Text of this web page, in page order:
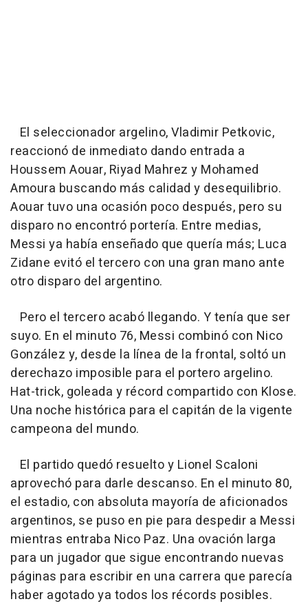
El seleccionador argelino, Vladimir Petkovic,
reaccionó de inmediato dando entrada a
Houssem Aouar, Riyad Mahrez y Mohamed
Amoura buscando más calidad y desequilibrio.
Aouar tuvo una ocasión poco después, pero su
disparo no encontró portería. Entre medias,
Messi ya había enseñado que quería más; Luca
Zidane evitó el tercero con una gran mano ante
otro disparo del argentino.
Pero el tercero acabó llegando. Y tenía que ser
suyo. En el minuto 76, Messi combinó con Nico
González y, desde la línea de la frontal, soltó un
derechazo imposible para el portero argelino.
Hat-trick, goleada y récord compartido con Klose.
Una noche histórica para el capitán de la vigente
campeona del mundo.
El partido quedó resuelto y Lionel Scaloni
aprovechó para darle descanso. En el minuto 80,
el estadio, con absoluta mayoría de aficionados
argentinos, se puso en pie para despedir a Messi
mientras entraba Nico Paz. Una ovación larga
para un jugador que sigue encontrando nuevas
páginas para escribir en una carrera que parecía
haber agotado ya todos los récords posibles.